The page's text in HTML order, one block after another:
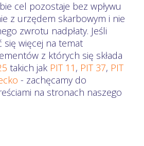
cel pozostaje bez wpływu
z urzędem skarbowym i nie
zwrotu nadpłaty. Jeśli
się więcej na temat
z których się składa
takich jak PIT 11 , PIT 37, PIT
- zachęcamy do
na stronach naszego